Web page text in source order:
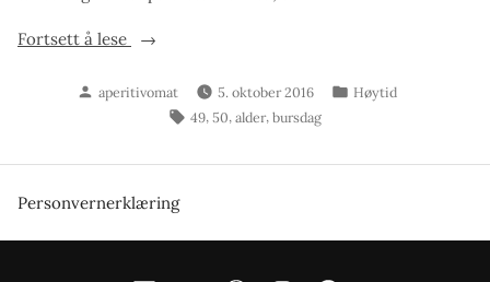
Fortsett å lese
«Hva
Skrevet
aperitivomat 5. oktober 2016
Publisert
Høytid
Stikkord:
49, 50, alder, bursdag
Personvernerklæring